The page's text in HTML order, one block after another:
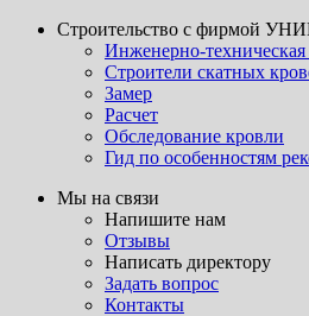
Строительство с фирмой
Инженерно-
Строители скатных
Замер
Расчет
Обследование кровли
Гид по особенностям
Мы на связи
Напишите нам
Отзывы
Написать директору
Задать вопрос
Контакты